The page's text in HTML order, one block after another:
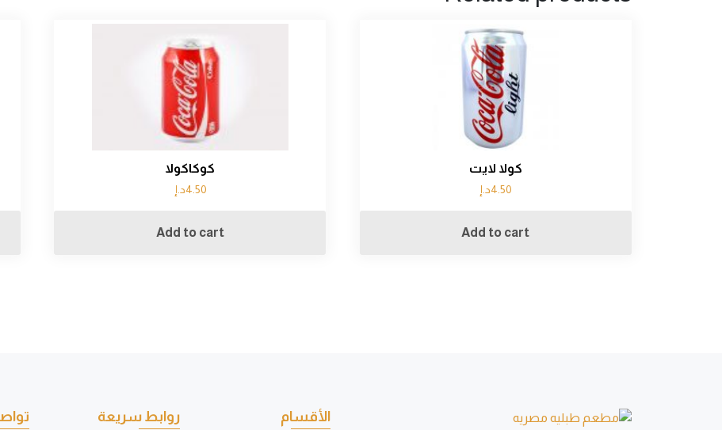
كولا لايت
4.50د.إ
Add to cart
كوكاكولا
4.50د.إ
Add to cart
الأقسام روابط سريعة